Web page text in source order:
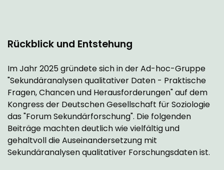
Rückblick und Entstehung
Im Jahr 2025 gründete sich in der Ad-hoc-Gruppe
"Sekundäranalysen qualitativer Daten - Praktische
Fragen, Chancen und Herausforderungen" auf dem
Kongress der Deutschen Gesellschaft für Soziologie
das "Forum Sekundärforschung". Die folgenden
Beiträge machten deutlich wie vielfältig und
gehaltvoll die Auseinandersetzung mit
Sekundäranalysen qualitativer Forschungsdaten ist.